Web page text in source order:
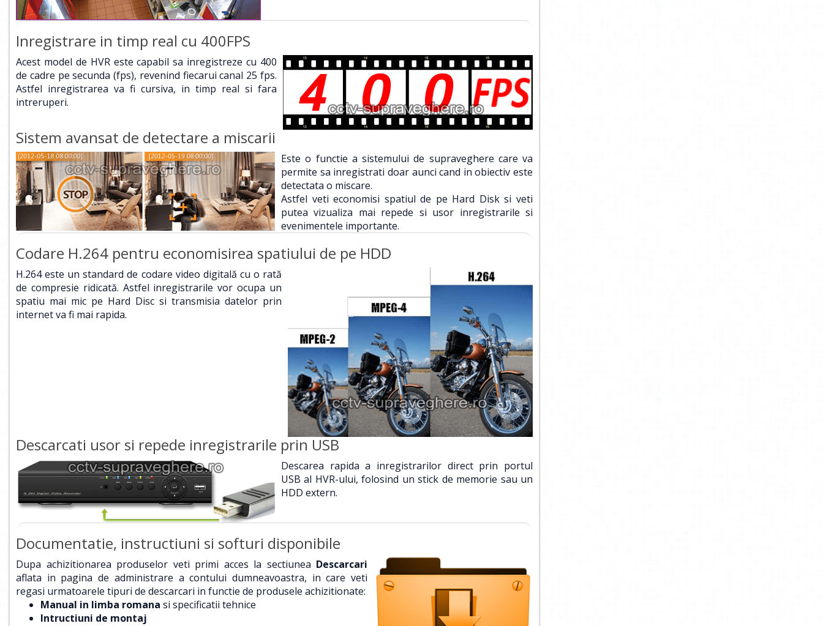
Inregistrare in timp real cu 400FPS
Acest model de HVR este capabil sa inregistreze cu 400
de cadre pe secunda (fps), revenind fiecarui canal 25 fps.
Astfel inregistrarea va fi cursiva, in timp real si fara
intreruperi.
Sistem avansat de detectare a miscarii
Este o functie a sistemului de supraveghere care va
permite sa inregistrati doar aunci cand in obiectiv este
detectata o miscare.
Astfel veti economisi spatiul de pe Hard Disk si veti
putea vizualiza mai repede si usor inregistrarile si
evenimentele importante.
Codare H.264 pentru economisirea spatiului de pe HDD
H.264 este un standard de codare video digitală cu o rată
de compresie ridicată. Astfel inregistrarile vor ocupa un
spatiu mai mic pe Hard Disc si transmisia datelor prin
internet va fi mai rapida.
Descarcati usor si repede inregistrarile prin USB
Descarea rapida a inregistrarilor direct prin portul
USB al HVR-ului, folosind un stick de memorie sau un
HDD extern.
Documentatie, instructiuni si softuri disponibile
Dupa achizitionarea produselor veti primi acces la sectiunea Descarcari
aflata in pagina de administrare a contului dumneavoastra, in care veti
regasi urmatoarele tipuri de descarcari in functie de produsele achizitionate:
Manual in limba romana si specificatii tehnice
Intructiuni de montaj